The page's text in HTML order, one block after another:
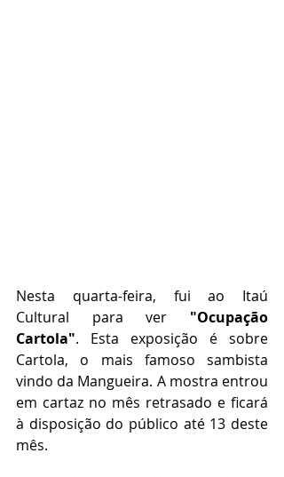
Nesta quarta-feira, fui ao Itaú
Cultural para ver "Ocupação
Cartola". Esta exposição é sobre
Cartola, o mais famoso sambista
vindo da Mangueira. A mostra entrou
em cartaz no mês retrasado e ficará
à disposição do público até 13 deste
mês.